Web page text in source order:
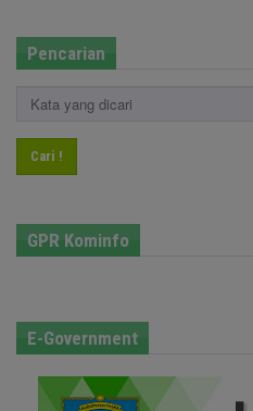
Pencarian
Cari !
GPR Kominfo
E-Government